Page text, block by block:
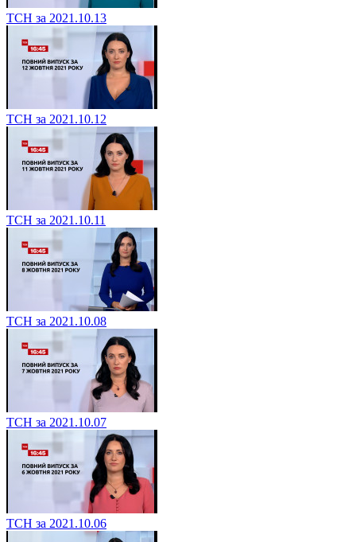
ТСН за 2021.10.13
ТСН за 2021.10.12
ТСН за 2021.10.11
ТСН за 2021.10.08
ТСН за 2021.10.07
ТСН за 2021.10.06